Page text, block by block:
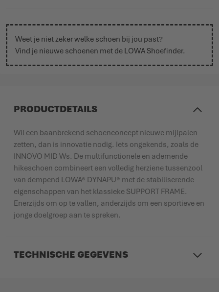
Weet je niet zeker welke schoen bij jou past?
Vind je nieuwe schoenen met de LOWA Shoefinder.
PRODUCTDETAILS
Wil een baanbrekend schoenconcept nieuwe mijlpalen
zetten, dan is innovatie nodig. Iets ongekends, zoals de
INNOVO MID Ws. De multifunctionele en ademende
hikeschoen combineert een volledig herziene tussenzool
van dempend LOWA® DYNAPU® met de stabiliserende
eigenschappen van het klassieke SUPPORT FRAME.
Enerzijds om op te vallen, anderzijds om een sportieve en
jonge doelgroep aan te spreken.
TECHNISCHE GEGEVENS